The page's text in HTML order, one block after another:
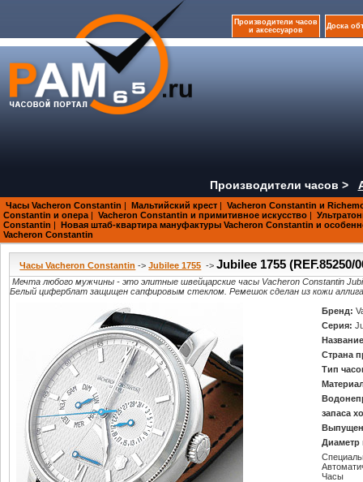
Производители часов
и аксессуаров
Доска
Производители часов >
Часы Vacheron Constantin | Мальтийский крест | Vacheron Constantin и
Constantin и опера | Vacheron Constantin и примитивное искусство |
Constantin | Новая штаб-квартира мануфактуры Vacheron Constantin и
Vacheron Constantin
Часы Vacheron Constantin ->Jubilee 1755 ->Jubilee 1755 (REF.85250/
Мечта любого мужчины - это элитные швейцарские часы Vacheron Constantin
Белый циферблат защищен сапфировым стеклом. Ремешок сделан из кожи
Бренд:
Серия:
Страна
Тип
запаса
Диаметр
Часы